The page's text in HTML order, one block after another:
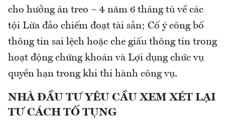
cho hưởng án treo – 4 năm 6 tháng tù về các
tội Lừa đảo chiếm đoạt tài sản; Cố ý công bố
thông tin sai lệch hoặc che giấu thông tin trong
hoạt động chứng khoán và Lợi dụng chức vụ
quyền hạn trong khi thi hành công vụ.
NHÀ ĐẦU TƯ YÊU CẦU XEM XÉT LẠI
TƯ CÁCH TỐ TỤNG